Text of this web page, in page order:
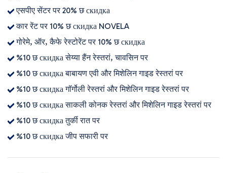
एसपीए सेंटर पर 20% छ скидка
कार रेंट पर 10% छ скидка NOVELA
गोरेमे, ऑर, कैफे रेस्टोरेंट पर 10% छ скидка
%10 छ скидка सेय्या हैंन रेस्तरां, चावसिन पर
%10 छ скидка बाबायण एवी और मिशेलिन गाइड रेस्तरां पर
%10 छ скидка गॉर्गोली रेस्तरां और मिशेलिन गाइड रेस्तरां पर
%10 छ скидка साकली कोनक रेस्तरां और मिशेलिन गाइड रेस्तरां पर
%10 छ скидка तुर्की रात पर
%10 छ скидка जीप सफारी पर